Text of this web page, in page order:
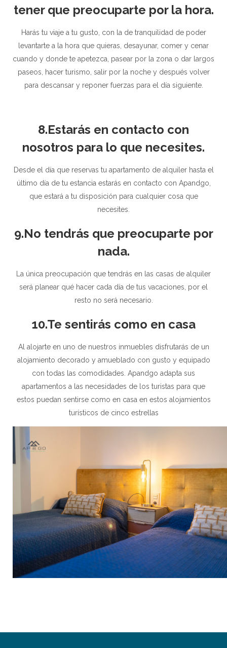
tener que preocuparte por la hora.
Harás tu viaje a tu gusto, con la de tranquilidad de poder
levantarte a la hora que quieras, desayunar, comer y cenar
cuando y donde te apetezca, pasear por la zona o dar largos
paseos, hacer turismo, salir por la noche y después volver
para descansar y reponer fuerzas para el día siguiente.
8.Estarás en contacto con
nosotros para lo que necesites.
Desde el día que reservas tu apartamento de alquiler hasta el
último día de tu estancia estarás en contacto con Apandgo,
que estará a tu disposición para cualquier cosa que
necesites.
9.No tendrás que preocuparte por
nada.
La única preocupación que tendrás en las casas de alquiler
será planear qué hacer cada día de tus vacaciones, por el
resto no será necesario.
10.Te sentirás como en casa
Al alojarte en uno de nuestros inmuebles disfrutarás de un
alojamiento decorado y amueblado con gusto y equipado
con todas las comodidades. Apandgo adapta sus
apartamentos a las necesidades de los turistas para que
estos puedan sentirse como en casa en estos alojamientos
turísticos de cinco estrellas